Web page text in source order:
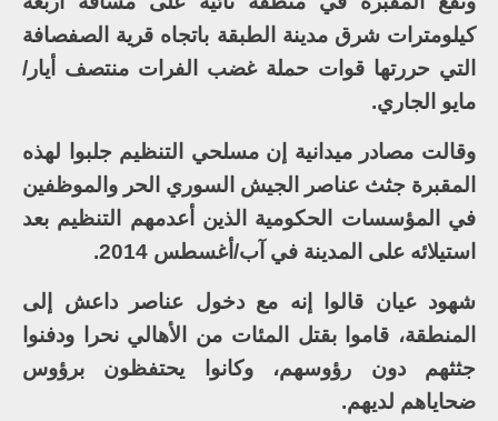
كيلومترات شرق مدينة الطبقة باتجاه قرية الصفصافة
التي حررتها قوات حملة غضب الفرات منتصف أيار/
مايو الجاري.
وقالت مصادر ميدانية إن مسلحي التنظيم جلبوا لهذه
المقبرة جثث عناصر الجيش السوري الحر والموظفين
في المؤسسات الحكومية الذين أعدمهم التنظيم بعد
استيلائه على المدينة في آب/أغسطس 2014.
شهود عيان قالوا إنه مع دخول عناصر داعش إلى
المنطقة، قاموا بقتل المئات من الأهالي نحرا ودفنوا
جثثهم دون رؤوسهم، وكانوا يحتفظون برؤوس
ضحاياهم لديهم.